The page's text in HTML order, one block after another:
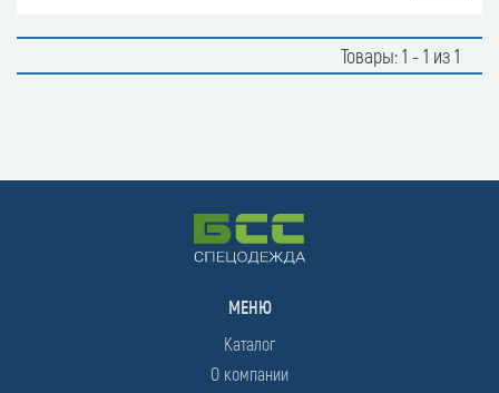
Товары: 1 - 1 из 1
МЕНЮ
Каталог
О компании